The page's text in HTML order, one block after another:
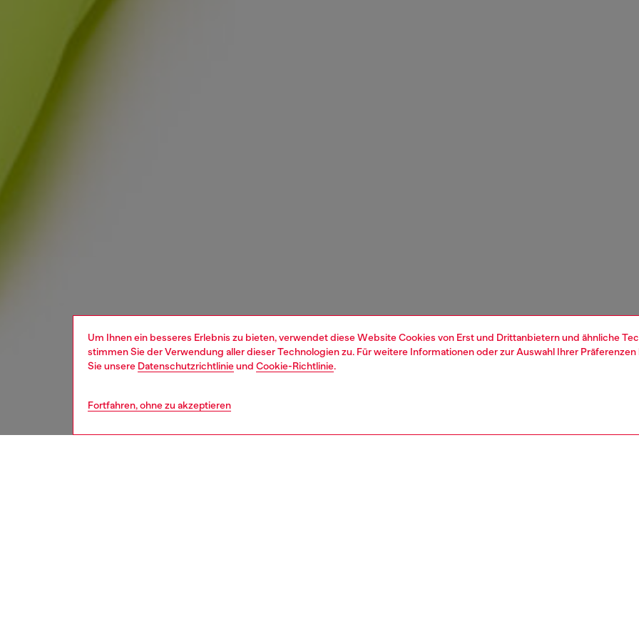
Um Ihnen ein besseres Erlebnis zu bieten, verwendet diese Website Cookies von Erst und Drittanbietern und ähnliche
stimmen Sie der Verwendung aller dieser Technologien zu. Für weitere Informationen oder zur Auswahl Ihrer Präferenzen
Sie unsere Datenschutzrichtlinieund Cookie-Richtlinie.
Fortfahren, ohne zu akzeptieren